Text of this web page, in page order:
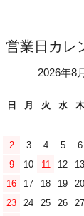
営業日カレ
2026年8
日 月 火 水 木
2
3 4 5 6
9
10 11 12 13
16
17 18 19 20
23
24 25 26 27